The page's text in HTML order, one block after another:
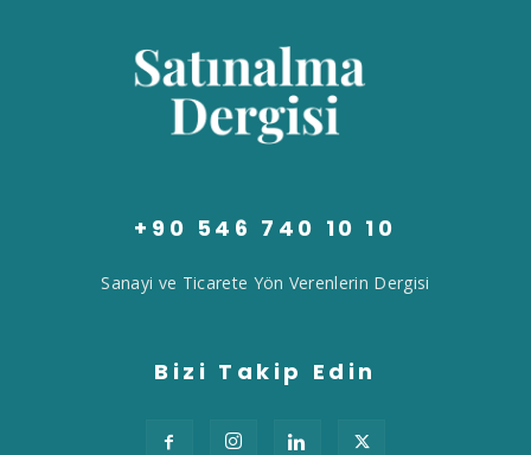
+90 546 740 10 10
Sanayi ve Ticarete Yön Verenlerin Dergisi
Bizi Takip Edin